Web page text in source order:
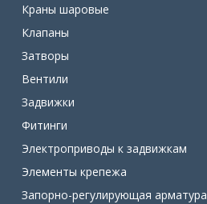
Краны шаровые
Клапаны
Затворы
Вентили
Задвижки
Фитинги
Электроприводы к задвижкам
Элементы крепежа
Запорно-регулирующая арматура